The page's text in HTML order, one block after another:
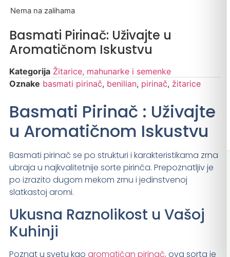
Nema na zalihama
Basmati Pirinač: Uživajte u
Aromatičnom Iskustvu
Kategorija Žitarice, mahunarke i semenke
Oznake basmati pirinač, benilian, pirinač, žitarice
Basmati Pirinač : Uživajte
u Aromatičnom Iskustvu
Basmati pirinač se po strukturi i karakteristikama zrna
ubraja u najkvalitetnije sorte pirinča. Prepoznatljiv je
po izrazito dugom mekom zrnu i jedinstvenoj
slatkastoj aromi.
Ukusna Raznolikost u Vašoj
Kuhinji
Poznat u svetu kao aromatičan pirinač, ova sorta je